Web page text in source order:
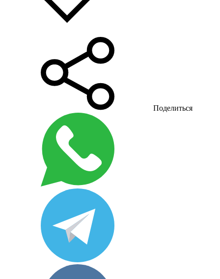
Поделиться